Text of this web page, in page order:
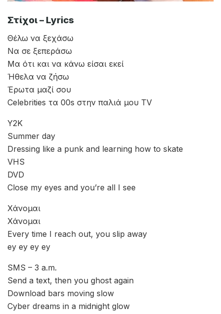
Στίχοι – Lyrics
Θέλω να ξεχάσω
Να σε ξεπεράσω
Μα ότι και να κάνω είσαι εκεί
Έρωτα μαζί σου
Celebrities τα 00s στην παλιά μου TV
Y2K
Dressing like a punk and learning how to skate
VHS
DVD
Close my eyes and you’re all I see